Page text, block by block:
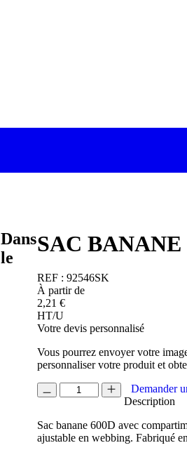
SAC
REF : 92546SK
À partir de
2,21 €
HT/U
Votre devis personnalisé
Vous pourrez envoyer votre
personnaliser votre produit et
quantité
de
BANANE
LAGOS
Demander
Description
Sac banane 600D avec
ajustable en webbing. Fabriqué
Dans
le